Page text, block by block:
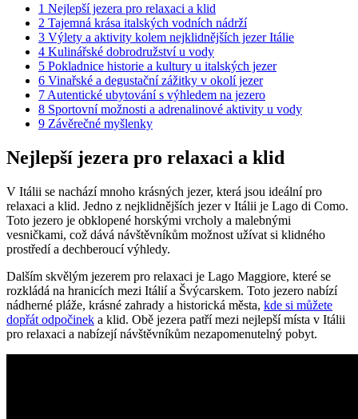
1 Nejlepší jezera pro relaxaci a klid
2 Tajemná krása italských vodních nádrží
3 Výlety a aktivity kolem nejklidnějších jezer Itálie
4 Kulinářské dobrodružství u vody
5 Pokladnice historie a kultury u italských jezer
6 Vinařské a degustační zážitky v okolí jezer
7 Autentické ubytování s výhledem na jezero
8 Sportovní možnosti a adrenalinové aktivity u vody
9 Závěrečné myšlenky
Nejlepší jezera pro relaxaci a klid
V Itálii se nachází mnoho krásných jezer, která jsou ideální pro
relaxaci a klid. Jedno z nejklidnějších jezer v Itálii je Lago di Como.
Toto jezero je obklopené horskými vrcholy a malebnými
vesničkami, což dává návštěvníkům možnost užívat si klidného
prostředí a dechberoucí výhledy.
Dalším skvělým jezerem pro relaxaci je Lago Maggiore, které se
rozkládá na hranicích mezi Itálií a Švýcarskem. Toto jezero nabízí
nádherné pláže, krásné zahrady a historická města, kde si můžete
dopřát odpočinek a klid. Obě jezera patří mezi nejlepší místa v Itálii
pro relaxaci a nabízejí návštěvníkům nezapomenutelný pobyt.